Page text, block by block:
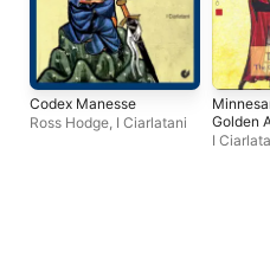
Codex Manesse
Ross Hodge, I Ciarlatani
Golden
I